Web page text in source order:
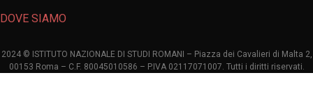
DOVE SIAMO
2024 © ISTITUTO NAZIONALE DI STUDI ROMANI – Piazza dei Cavalieri di Malta 2,
00153 Roma – C.F. 80045010586 – P.IVA 02117071007. Tutti i diritti riservati.